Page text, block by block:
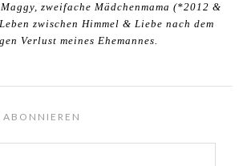
zweifache Mädchenmama (*2012 &
zwischen Himmel & Liebe nach dem
Verlust meines Ehemannes.